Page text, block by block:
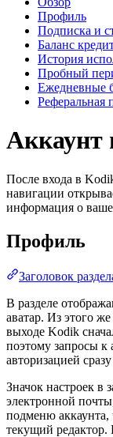
Профиль
Подписка и
Баланс
История
Пробный
Ежедневные
Реферальная
Аккаунт
После входа в
навигации
информация о
Профиль
Заголовок
В разделе
аватар. Из этого
выходе Kodik
поэтому запросы к
авторизацией
Значок настроек в
электронной
подменю аккаунта,
текущий редактор.